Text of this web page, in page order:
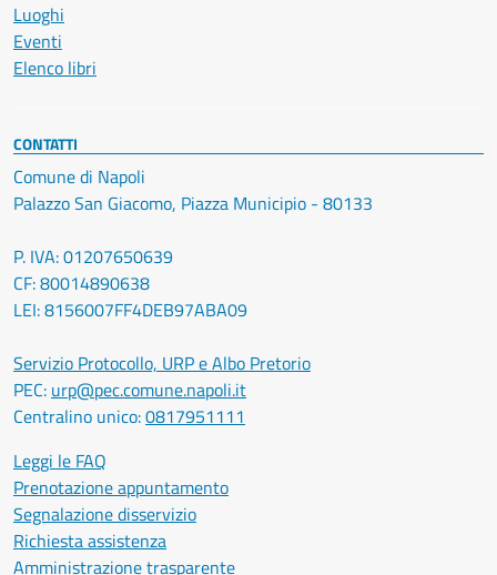
Luoghi
Eventi
Elenco libri
CONTATTI
Comune di Napoli
Palazzo San Giacomo, Piazza Municipio - 80133
P. IVA: 01207650639
CF: 80014890638
LEI: 8156007FF4DEB97ABA09
Servizio Protocollo, URP e Albo Pretorio
PEC: urp@pec.comune.napoli.it
Centralino unico:0817951111
Leggi le FAQ
Prenotazione appuntamento
Segnalazione disservizio
Richiesta assistenza
Amministrazione trasparente